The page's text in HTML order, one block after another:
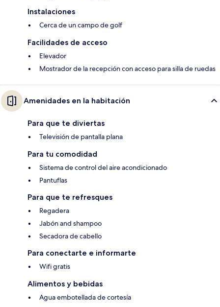
Instalaciones
Cerca de un campo de golf
Facilidades de acceso
Elevador
Mostrador de la recepción con acceso para silla de ruedas
Amenidades en la habitación
Para que te diviertas
Televisión de pantalla plana
Para tu comodidad
Sistema de control del aire acondicionado
Pantuflas
Para que te refresques
Regadera
Jabón and shampoo
Secadora de cabello
Para conectarte e informarte
Wifi gratis
Alimentos y bebidas
Agua embotellada de cortesía